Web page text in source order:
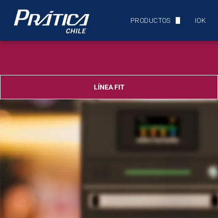
PRODUCTOS
HORNOS DE PANADERÍA
SPEED OVENS
IOK
LÍNEA FIT